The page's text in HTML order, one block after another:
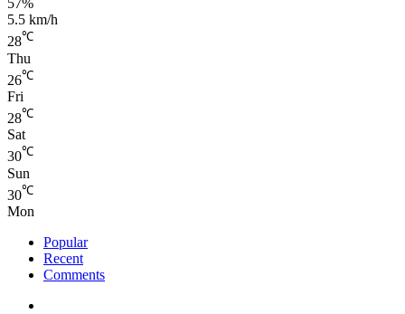
57%
5.5 km/h
28℃
Thu
26℃
Fri
28℃
Sat
30℃
Sun
30℃
Mon
Popular
Recent
Comments